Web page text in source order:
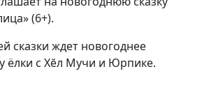
(6+).
сказки ждет новогоднее
ёлки с Хĕл Мучи и Юрпике.